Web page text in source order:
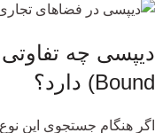
Bound) دارد؟
اگر هنگام جستجوی این